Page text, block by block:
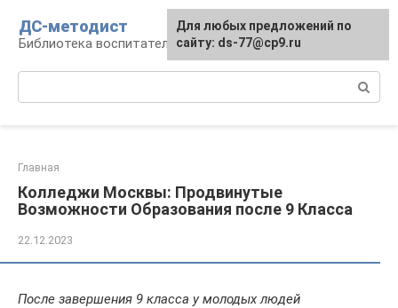
контенту
ДС-методист
Библиотека воспитателя
Главная
Колледжи Москвы: Продвинутые
Возможности Образования после 9 Класса
22.12.2023
После завершения 9 класса у молодых людей
Для любых предложений по
сайту: ds-77@cp9.ru